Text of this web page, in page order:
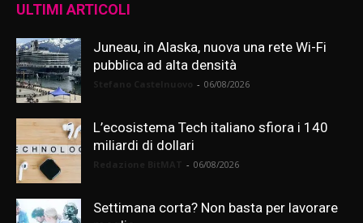
ULTIMI ARTICOLI
Juneau, in Alaska, nuova una rete Wi-Fi
pubblica ad alta densità
- 06/08/2026
L’ecosistema Tech italiano sfiora i 140
miliardi di dollari
- 06/08/2026
Settimana corta? Non basta per lavorare